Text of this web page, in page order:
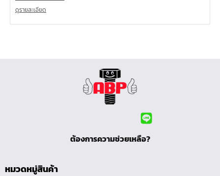
ดูรายละเอียด
ต้องการความช่วยเหลือ?
หมวดหมู่สินค้า